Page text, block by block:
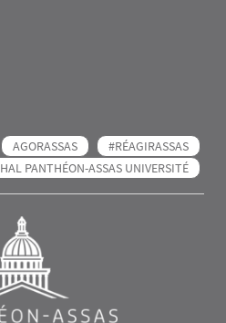
AGORASSAS
#RÉAGIRASSAS
HAL PANTHÉON-ASSAS UNIVERSITÉ